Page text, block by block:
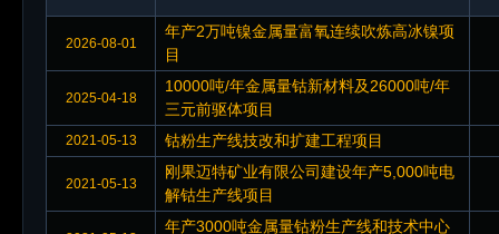
2026-08-01
年产2万吨镍金属量富氧连续吹炼高冰镍项
目
2025-04-18
10000吨/年金属量钴新材料及26000吨/年
三元前驱体项目
2021-05-13 钴粉生产线技改和扩建工程项目
2021-05-13
刚果迈特矿业有限公司建设年产5,000吨电
解钴生产线项目
年产3000吨金属量钴粉生产线和技术中心